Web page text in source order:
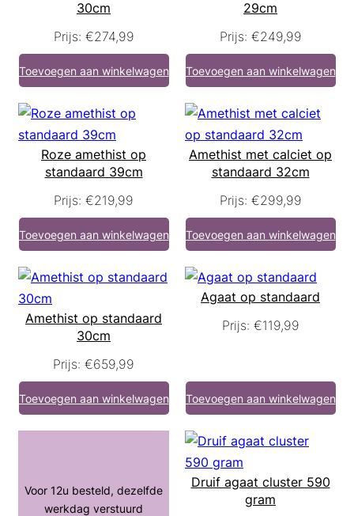
30cm
Prijs: €274,99
Toevoegen aan winkelwagen
29cm
Prijs: €249,99
Toevoegen aan winkelwagen
Roze amethist op
standaard 39cm
Prijs: €219,99
Toevoegen aan winkelwagen
Amethist met calciet op
standaard 32cm
Prijs: €299,99
Toevoegen aan winkelwagen
Amethist op standaard
30cm
Prijs: €659,99
Toevoegen aan winkelwagen
Agaat op standaard
Prijs: €119,99
Toevoegen aan winkelwagen
Voor 12u besteld, dezelfde
werkdag verstuurd
Druif agaat cluster 590
gram